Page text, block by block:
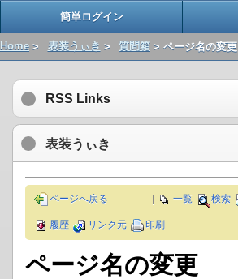
簡単ログイン
Home > 表装うぃき > 質問箱 > ページ名の変更
RSS Links
表装うぃき
一覧 検索
ページへ戻る
履歴 リンク元 印刷
ページ名の変更